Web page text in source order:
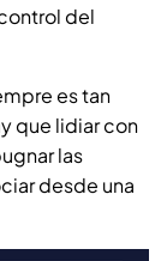
del
es tan
que lidiar con
las
desde una